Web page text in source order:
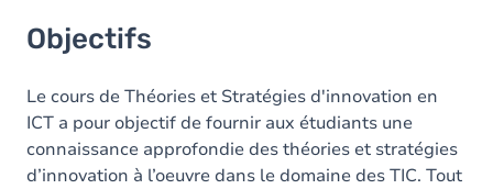
Objectifs
Le cours de Théories et Stratégies d'innovation en
ICT a pour objectif de fournir aux étudiants une
connaissance approfondie des théories et stratégies
d’innovation à l’oeuvre dans le domaine des TIC. Tout